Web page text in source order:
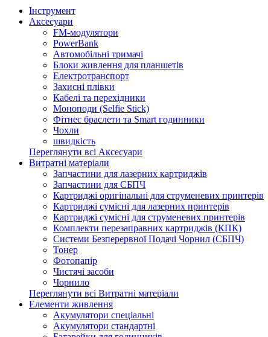
Інструмент
Аксесуари
FM-модулятори
PowerBank
Автомобільні тримачі
Блоки живлення для планшетів
Електротранспорт
Захисні плівки
Кабелі та перехідники
Моноподи (Selfie Stick)
Фітнес браслети та Smart годинники
Чохли
швидкість
Переглянути всі Аксесуари
Витратні матеріали
Запчастини для лазерних картриджів
Запчастини для СБПЧ
Картриджі оригінальні для струменевих принтерів
Картриджі сумісні для лазерних принтерів
Картриджі сумісні для струменевих принтерів
Комплекти перезаправних картриджів (КПК)
Системи Безперервної Подачі Чорнил (СБПЧ)
Тонер
Фотопапір
Чистячі засоби
Чорнило
Переглянути всі Витратні матеріали
Елементи живлення
Акумулятори спеціальні
Акумулятори стандартні